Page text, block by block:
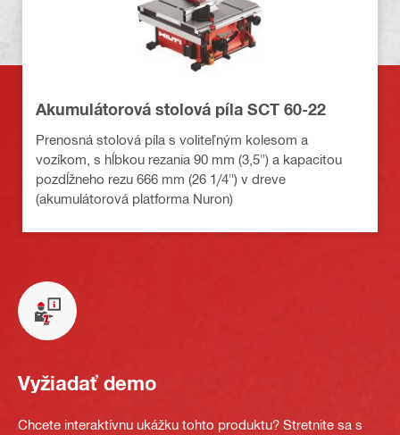
Akumulátorová stolová píla SCT 60-22
Prenosná stolová píla s voliteľným kolesom a
vozíkom, s hĺbkou rezania 90 mm (3,5") a kapacitou
pozdĺžneho rezu 666 mm (26 1/4") v dreve
(akumulátorová platforma Nuron)
Vyžiadať demo
Chcete interaktívnu ukážku tohto produktu? Stretnite sa s